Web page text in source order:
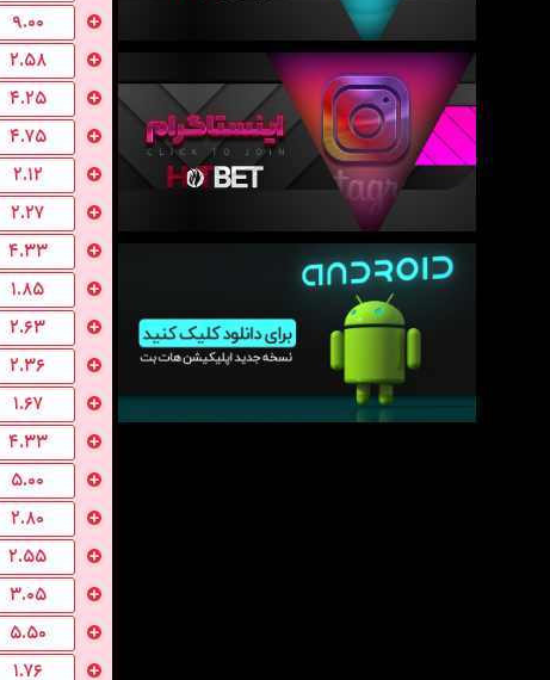
۹.۰۰
۲.۵۸
۴.۲۵
۴.۷۵
۲.۱۲
۲.۲۷
۴.۳۳
۱.۸۵
۲.۶۳
۲.۳۶
۱.۶۷
۴.۳۳
۵.۰۰
۲.۸۰
۲.۵۵
۳.۰۵
۵.۵۰
۱.۷۶